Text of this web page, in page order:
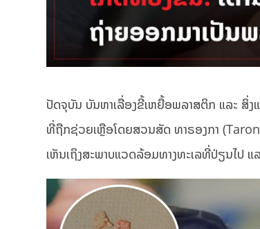
ປັດຈຸບັນ ບັນຫາເລື່ອງຂີ້ເຫຍື້ອພລາສຕິກ ແລະ ສິ່ງ
ທີ່ຖືກຊ່ວຍເຫຼືອໂດຍສວນສັດ ທາຣອງກາ
ເຫັນເຖິງສະພາບແວດລ້ອມທາງທະເລທີ່ປ່ຽນໄປ